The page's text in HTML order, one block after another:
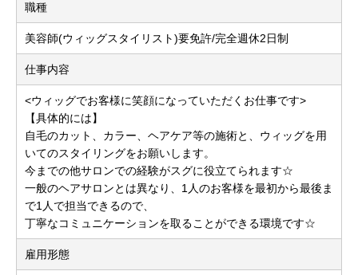
職種
美容師(ウィッグスタイリスト)要免許/完全週休2日制
仕事内容
<ウィッグでお客様に笑顔になっていただくお仕事です>
【具体的には】
自毛のカット、カラー、ヘアケア等の施術と、ウィッグを用
いてのスタイリングをお願いします。
今までの他サロンでの経験がスグに役立てられます☆
一般のヘアサロンとは異なり、1人のお客様を最初から最後ま
で1人で担当できるので、
丁寧なコミュニケーションを取ることができる環境です☆
雇用形態